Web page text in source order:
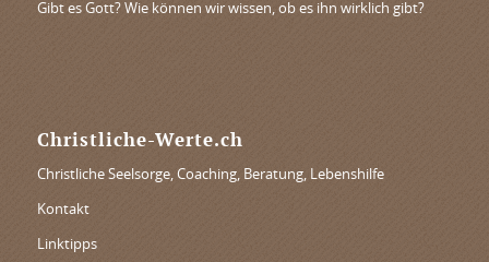
Gibt es Gott? Wie können wir wissen, ob es ihn wirklich gibt?
Christliche-Werte.ch
Christliche Seelsorge, Coaching, Beratung, Lebenshilfe
Kontakt
Linktipps